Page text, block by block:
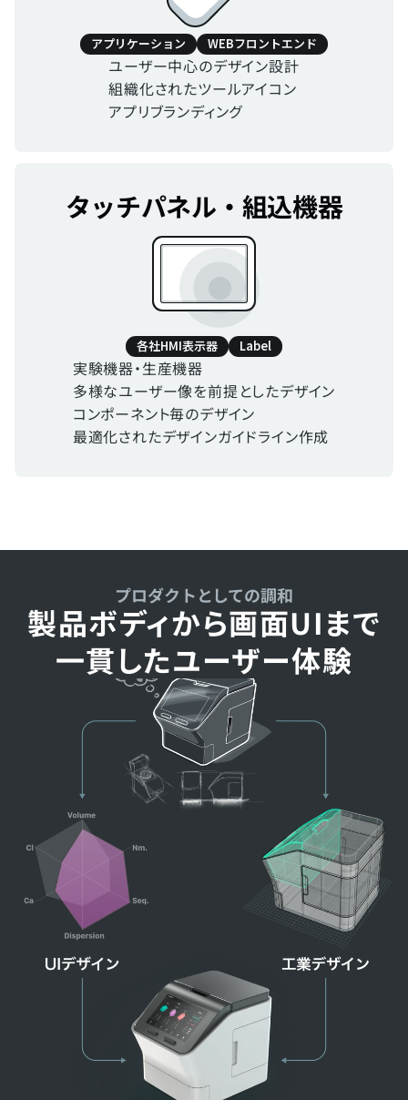
アプリケーション WEBフロントエンド
ユーザー中心のデザイン設計
組織化されたツールアイコン
アプリブランディング
タッチパネル・組込機器
各社HMI表示器 Label
実験機器・生産機器
多様なユーザー像を前提としたデザイン
コンポーネント毎のデザイン
最適化されたデザインガイドライン作成
プロダクトとしての調和
製品ボディから画面UIまで
一貫したユーザー体験